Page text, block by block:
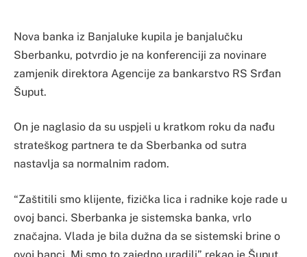
Nova banka iz Banjaluke kupila je banjalučku
Sberbanku, potvrdio je na konferenciji za novinare
zamjenik direktora Agencije za bankarstvo RS Srđan
Šuput.
On je naglasio da su uspjeli u kratkom roku da nađu
strateškog partnera te da Sberbanka od sutra
nastavlja sa normalnim radom.
“Zaštitili smo klijente, fizička lica i radnike koje rade u
ovoj banci. Sberbanka je sistemska banka, vrlo
značajna. Vlada je bila dužna da se sistemski brine o
ovoj banci. Mi smo to zajedno uradili” rekao je Šuput.